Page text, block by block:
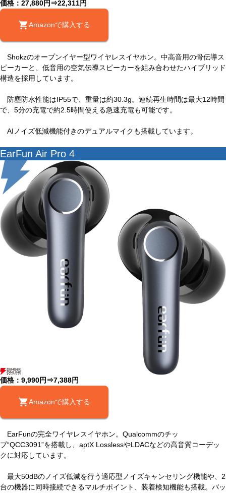
価格：27,880円⇒22,311円
Amazonで購入する
Shokzのオープンイヤー型ワイヤレスイヤホン。中高音用の骨伝導ス
ピーカーと、低音用の空気伝導スピーカーを組み合わせたハイブリッド
構造を採用しています。
防塵防水性能はIP55で、重量は約30.3g。連続再生時間は最大12時間
で、5分の充電で約2.5時間使える急速充電も可能です。
AIノイズ低減機能付きのデュアルマイクも搭載しています。
EarFun Air Pro 4
価格：9,990円⇒7,388円
Amazonで購入する
EarFunの完全ワイヤレスイヤホン。Qualcommのチッ
プ“QCC3091”を搭載し、aptX LosslessやLDACなどの高音質コーデッ
クに対応しています。
最大50dBのノイズ低減を行う適応型ノイズキャンセリング機能や、2
台の機器に同時接続できるマルチポイント、装着検知機能も搭載。バッ